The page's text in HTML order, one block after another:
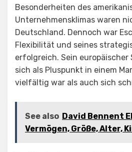
Besonderheiten des
Unternehmensklimas waren
Deutschland. Dennoch war
Flexibilität und seines
erfolgreich. Sein
sich als Pluspunkt in einem
vielfältig war als auch sich
See also David Bennent
Vermögen, Größe, Alter,